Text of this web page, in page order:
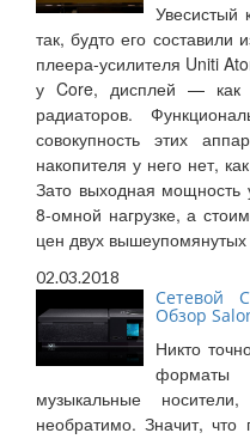
Увесистый
так, будто его составили
плеера-усилителя Uniti
у Core, дисплей —
радиаторов.
совокупность этих
накопителя у него нет,
Зато выходная мощность
8-омной нагрузке, а
цен двух вышеупомянутых
02.03.2018
Сетевой
Обзор
Никто
музыкальные
необратимо. Значит,